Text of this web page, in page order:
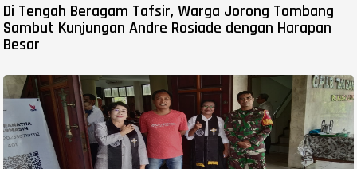
Di Tengah Beragam Tafsir, Warga Jorong Tombang
Sambut Kunjungan Andre Rosiade dengan Harapan
Besar